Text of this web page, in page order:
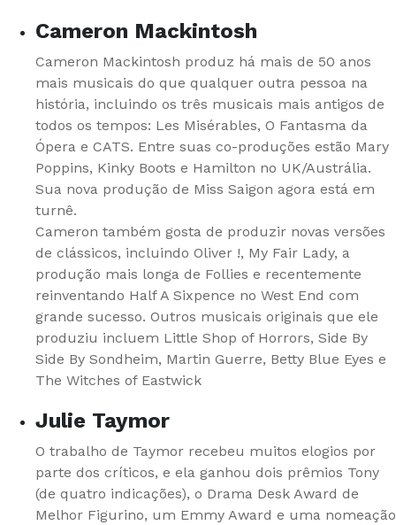
Cameron Mackintosh
Cameron Mackintosh produz há mais de 50 anos
mais musicais do que qualquer outra pessoa na
história, incluindo os três musicais mais antigos de
todos os tempos: Les Misérables, O Fantasma da
Ópera e CATS. Entre suas co-produções estão Mary
Poppins, Kinky Boots e Hamilton no UK/Austrália.
Sua nova produção de Miss Saigon agora está em
turnê.
Cameron também gosta de produzir novas versões
de clássicos, incluindo Oliver !, My Fair Lady, a
produção mais longa de Follies e recentemente
reinventando Half A Sixpence no West End com
grande sucesso. Outros musicais originais que ele
produziu incluem Little Shop of Horrors, Side By
Side By Sondheim, Martin Guerre, Betty Blue Eyes e
The Witches of Eastwick
Julie Taymor
O trabalho de Taymor recebeu muitos elogios por
parte dos críticos, e ela ganhou dois prêmios Tony
(de quatro indicações), o Drama Desk Award de
Melhor Figurino, um Emmy Award e uma nomeação